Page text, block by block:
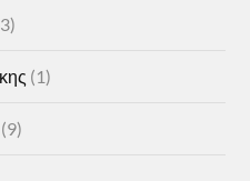
(1)
(9)